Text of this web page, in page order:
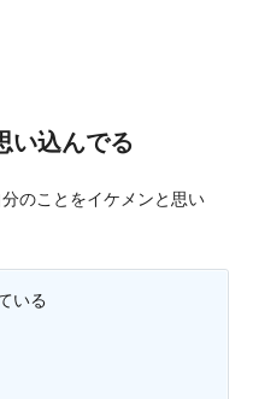
い込んでる
のことをイケメンと思い
いる